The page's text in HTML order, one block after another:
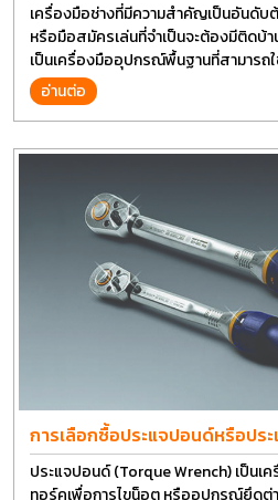
เครื่องมือช่างที่มีความสำคัญเป็นอันดับต้
หรือมือสมัครเล่นที่จำเป็นจะต้องมีติดบ้า
เป็นเครื่องมืออุปกรณ์พื้นฐานที่สามารถ
เรียกว่า เป็นเครื่องมือที่ใช้ง่าย ใครๆก็สาม
อ่านต่อ
การเลือกซื้อประแจปอนด์หรือปร
ประแจปอนด์ (Torque Wrench) เป็นเ